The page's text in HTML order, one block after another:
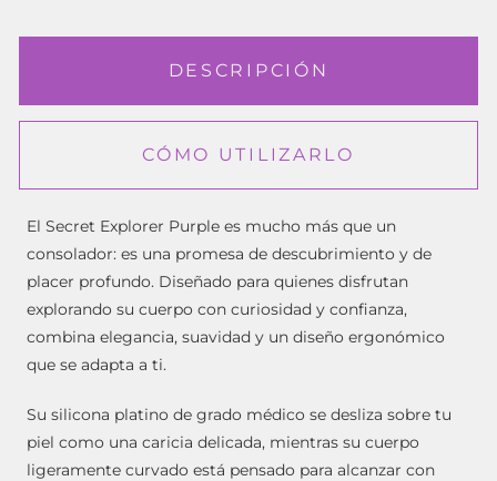
DESCRIPCIÓN
CÓMO UTILIZARLO
El Secret Explorer Purple es mucho más que un
consolador: es una promesa de descubrimiento y de
placer profundo. Diseñado para quienes disfrutan
explorando su cuerpo con curiosidad y confianza,
combina elegancia, suavidad y un diseño ergonómico
que se adapta a ti.
Su silicona platino de grado médico se desliza sobre tu
piel como una caricia delicada, mientras su cuerpo
ligeramente curvado está pensado para alcanzar con